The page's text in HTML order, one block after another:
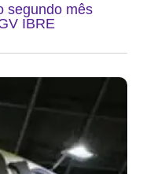
segundo mês
IBRE